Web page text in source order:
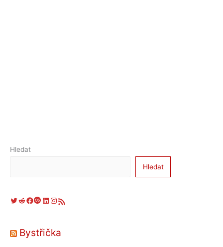
Hledat
Hledat
Twitter Reddit Facebook Last.fm LinkedIn Instagram RSS zdroj
Bystřička